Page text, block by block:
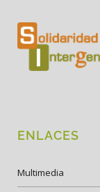
ENLACES
Multimedia